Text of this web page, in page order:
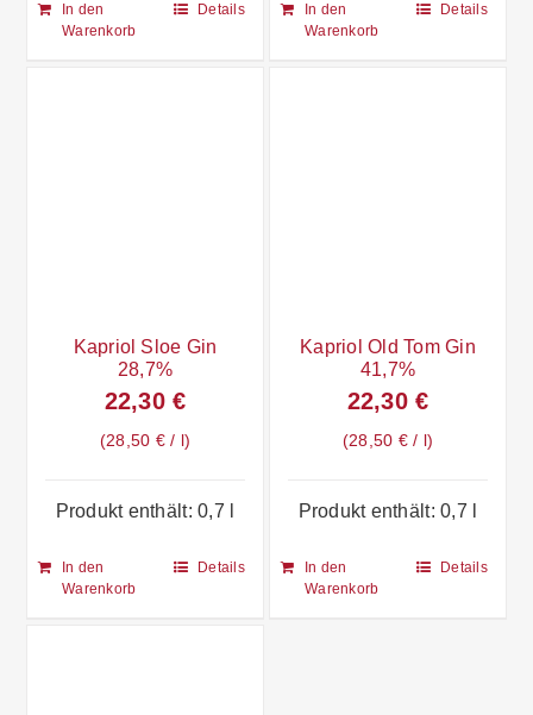
In den
Warenkorb
Details
In den
Warenkorb
Details
Kapriol Sloe Gin
28,7%
22,30€
28,50 €/ l
Produkt enthält: 0,7 l
In den
Warenkorb
Details
Kapriol Old Tom Gin
41,7%
22,30€
28,50 €/ l
Produkt enthält: 0,7 l
In den
Warenkorb
Details